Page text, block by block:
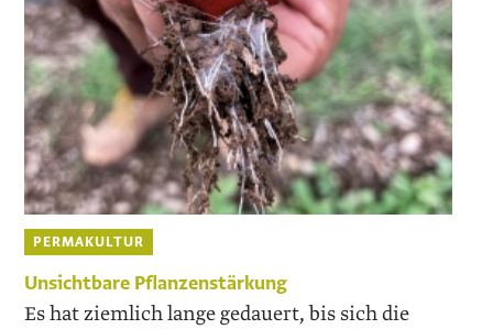
PERMAKULTUR
Unsichtbare Pflanzenstärkung
Es hat ziemlich lange gedauert, bis sich die